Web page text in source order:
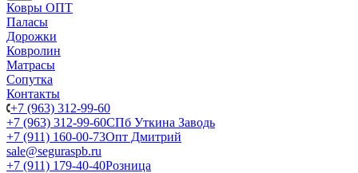
Ковры ОПТ
Паласы
Дорожки
Ковролин
Матрасы
Сопутка
Контакты
+7 (963) 312-99-60
+7 (963) 312-99-60СПб Уткина Заводь
+7 (911) 160-00-73Опт Дмитрий
sale@seguraspb.ru
+7 (911) 179-40-40Розница